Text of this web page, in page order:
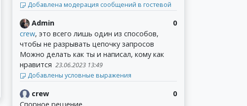
Добавлена модерация сообщений в гостевой
0
Admin
crew, это всего лишь один из способов,
чтобы не разрывать цепочку запросов
Можно делать как ты и написал, кому как
нравится 23.06.2023 13:49
Добавлены условные выражения
0
crew